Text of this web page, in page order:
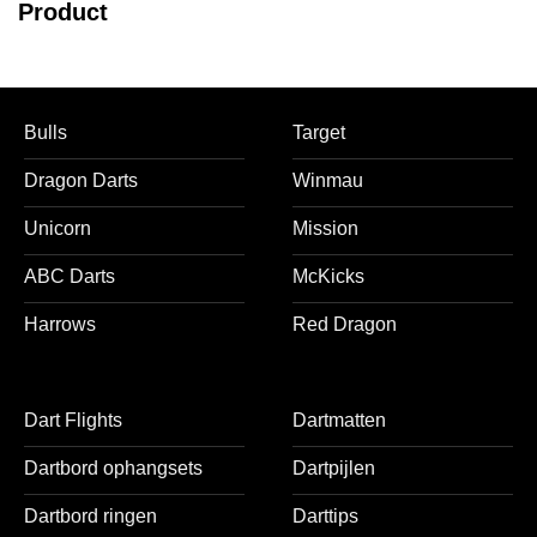
Product
Bulls
Dragon Darts
Unicorn
ABC Darts
Harrows
Target
Winmau
Mission
McKicks
Red Dragon
Dart Flights
Dartbord ophangsets
Dartbord ringen
Dartmatten
Dartpijlen
Darttips